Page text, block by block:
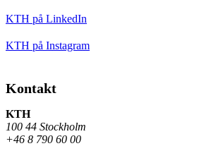
KTH på LinkedIn
KTH på Instagram
Kontakt
KTH
100 44 Stockholm
+46 8 790 60 00